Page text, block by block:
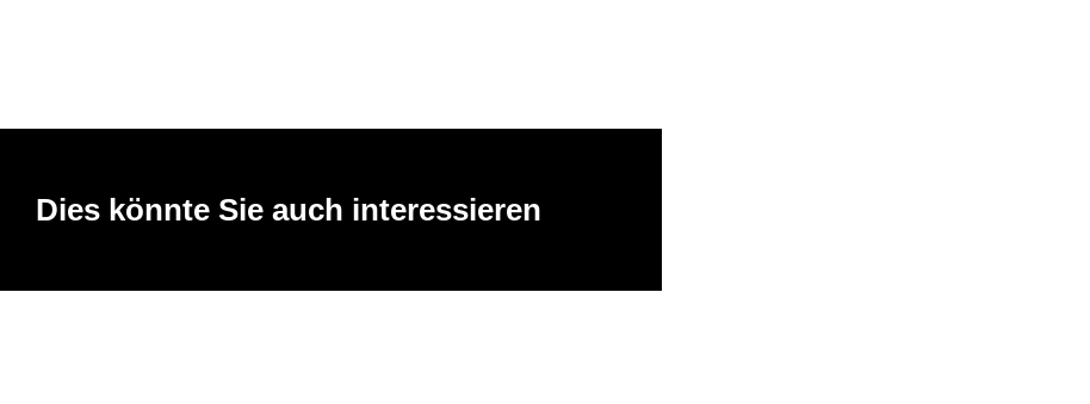
Dies könnte Sie auch interessieren